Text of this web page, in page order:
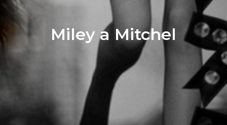
Miley a Mitchel